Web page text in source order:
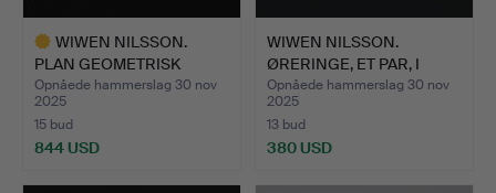
WIWEN NILSSON.
PLAN GEOMETRISK
BROCHE.
Opnåede hammerslag 30 nov
2025
15 bud
844 USD
WIWEN NILSSON.
ØRERINGE, ET PAR, I
FORM AF…
Opnåede hammerslag 30 nov
2025
13 bud
380 USD